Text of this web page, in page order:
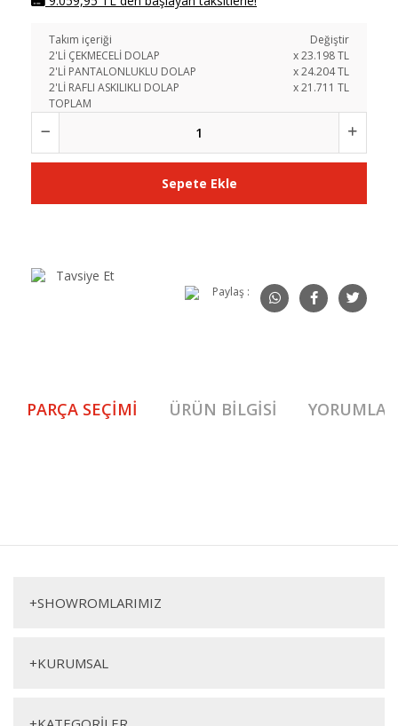
Takım içeriği
Değiştir
2'Lİ ÇEKMECELİ DOLAP
x23.198TL
2'Lİ PANTALONLUKLU DOLAP
x24.204TL
2'Lİ RAFLI ASKILIKLI DOLAP
x21.711 TL
TOPLAM
Sepete Ekle
Tavsiye Et
Paylaş :
PARÇA SEÇIMI ÜRÜN BILGISI YORUMLAR
Crown Gardırop
+SHOWROMLARIMIZ
+KURUMSAL